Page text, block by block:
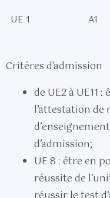
UE 1
A1
Critères d’admission
de UE2 à UE11
l’attestation de
d’admission;
UE 8 : être en
réussite de